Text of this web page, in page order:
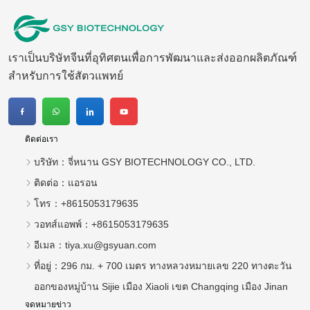
เราเป็นบริษัทจีนที่อุทิศตนเพื่อการพัฒนาและส่งออกผลิตภัณฑ์
สำหรับการใช้สัตวแพทย์
ติดต่อเรา
บริษัท： จี่หนาน GSY BIOTECHNOLOGY CO., LTD.
ติดต่อ： แอรอน
โทร： +8615053179635
วอทส์แอพพ์： +8615053179635
อีเมล： tiya.xu@gsyuan.com
ที่อยู่： 296 กม. + 700 เมตร ทางหลวงหมายเลข 220 ทางตะวัน
ออกของหมู่บ้าน Sijie เมือง Xiaoli เขต Changqing เมือง Jinan
จดหมายข่าว